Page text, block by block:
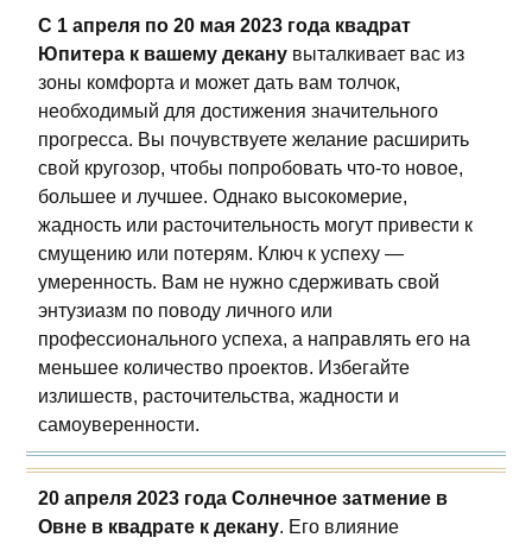
С 1 апреля по 20 мая 2023 года квадрат
Юпитера к вашему декану выталкивает вас из
зоны комфорта и может дать вам толчок,
необходимый для достижения значительного
прогресса. Вы почувствуете желание расширить
свой кругозор, чтобы попробовать что-то новое,
большее и лучшее. Однако высокомерие,
жадность или расточительность могут привести к
смущению или потерям. Ключ к успеху —
умеренность. Вам не нужно сдерживать свой
энтузиазм по поводу личного или
профессионального успеха, а направлять его на
меньшее количество проектов. Избегайте
излишеств, расточительства, жадности и
самоуверенности.
20 апреля 2023 года Солнечное затмение в
Овне в квадрате к декану. Его влияние